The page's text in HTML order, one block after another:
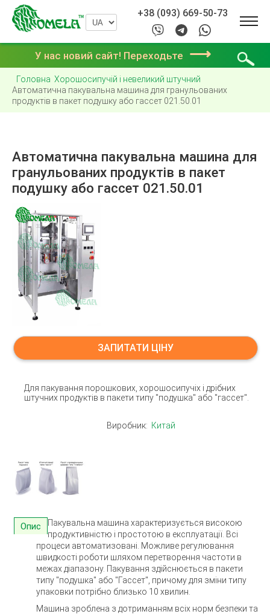
+38 (093) 669-50-73
У нас новий сайт! Переходьте ⟶
Головна Хорошосипучій і невеликий штучний
Автоматична пакувальна машина для гранульованих
продуктів в пакет подушку або гассет 021.50.01
Автоматична пакувальна машина для
гранульованих продуктів в пакет
подушку або гассет 021.50.01
ЗАПИТАТИ ЦІНУ
Для пакування порошкових, хорошосипучіх і дрібних
штучних продуктів в пакети типу "подушка" або "гассет".
Виробник: Китай
Опис
Пакувальна машина характеризується високою
продуктивністю і простотою в експлуатації. Всі
процеси автоматизовані. Можливе регулювання
швидкості роботи шляхом перетворення частоти в
межах діапазону. Пакування здійснюється в пакети
типу "подушка" або "Гассет", причому для зміни типу
упаковки потрібно близько 10 хвилин.
Машина зроблена з дотриманням всіх норм безпеки та